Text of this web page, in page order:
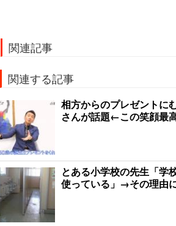
関連記事
関連する記事
相方からのプレゼントに
さんが話題←この笑顔最
とある小学校の先生「学
使っている」→その理由